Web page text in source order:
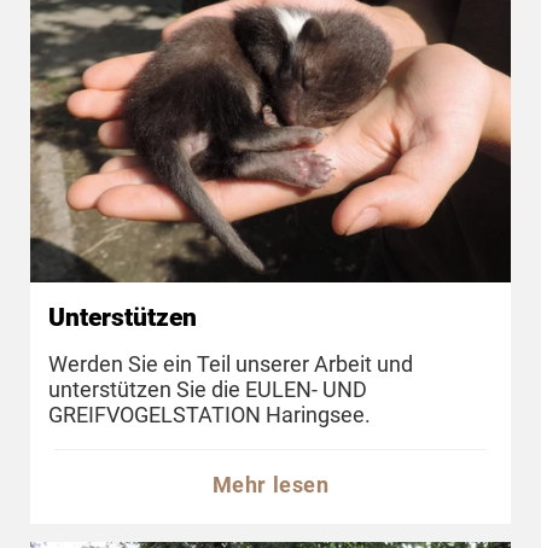
Unterstützen
Werden Sie ein Teil unserer Arbeit und
unterstützen Sie die EULEN- UND
GREIFVOGELSTATION Haringsee.
Mehr lesen